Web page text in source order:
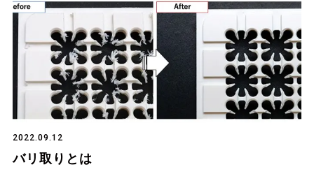
2022.09.12
バリ取りとは